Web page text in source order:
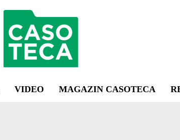
VIDEO MAGAZIN CASOTECA